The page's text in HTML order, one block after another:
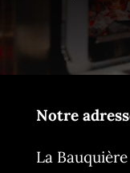
Notre
La Bauquière